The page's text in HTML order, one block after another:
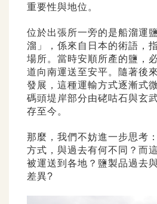
重要性與地位。
位於出張所一旁的是船溜運
溜」，係來自日本的術語，
場所。當時安順所產的鹽，
道向南運送至安平。隨著後
發展，這種運輸方式逐漸式
碼頭堤岸部分由硓咕石與玄
存至今。
那麼，我們不妨進一步思考
方式，與過去有何不同？而
被運送到各地？鹽製品過去
差異?